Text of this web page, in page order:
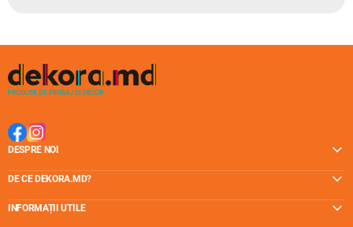
DESPRE NOI
DE CE DEKORA.MD?
INFORMAȚII UTILE